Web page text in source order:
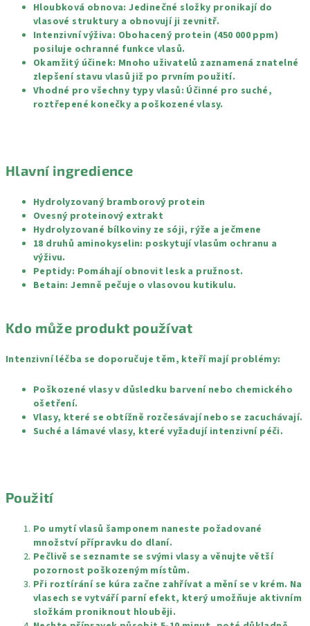
Hloubková obnova: Jedinečné složky pronikají do
vlasové struktury a obnovují ji zevnitř.
Intenzivní výživa: Obohacený protein (450 000 ppm)
posiluje ochranné funkce vlasů.
Okamžitý účinek: Mnoho uživatelů zaznamená znatelné
zlepšení stavu vlasů již po prvním použití.
Vhodné pro všechny typy vlasů: Účinné pro suché,
roztřepené konečky a poškozené vlasy.
Hlavní ingredience
Hydrolyzovaný bramborový protein
Ovesný proteinový extrakt
Hydrolyzované bílkoviny ze sóji, rýže a ječmene
18 druhů aminokyselin: poskytují vlasům ochranu a
výživu.
Peptidy: Pomáhají obnovit lesk a pružnost.
Betain: Jemně pečuje o vlasovou kutikulu.
Kdo může produkt používat
Intenzivní léčba se doporučuje těm, kteří mají problémy:
Poškozené vlasy v důsledku barvení nebo chemického
ošetření.
Vlasy, které se obtížně rozčesávají nebo se zacuchávají.
Suché a lámavé vlasy, které vyžadují intenzivní péči.
Použití
Po umytí vlasů šamponem naneste požadované
množství přípravku do dlaní.
Pečlivě se seznamte se svými vlasy a věnujte větší
pozornost poškozeným místům.
Při roztírání se kúra začne zahřívat a mění se v krém. Na
vlasech se vytváří parní efekt, který umožňuje aktivním
složkám proniknout hlouběji.